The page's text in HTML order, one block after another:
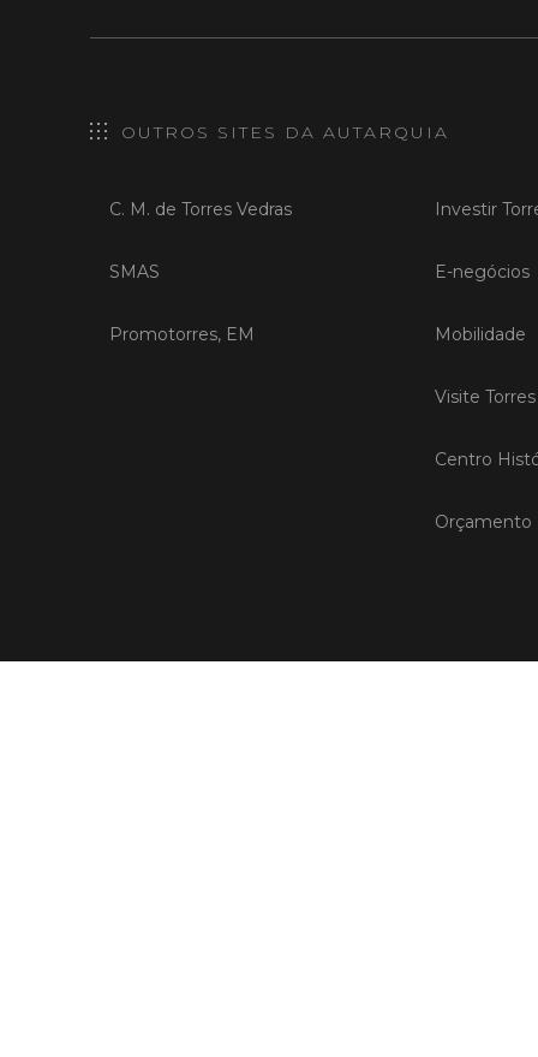
OUTROS SITES DA AUTARQUIA
C. M. de Torres Vedras
SMAS
Promotorres, EM
Investir
E-negócios
Mobilidade
Visite
Centro
Orçamento